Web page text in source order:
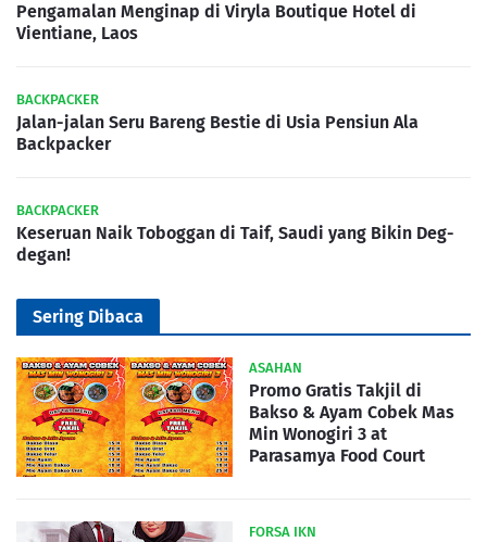
Pengamalan Menginap di Viryla Boutique Hotel di
Vientiane, Laos
BACKPACKER
Jalan-jalan Seru Bareng Bestie di Usia Pensiun Ala
Backpacker
BACKPACKER
Keseruan Naik Toboggan di Taif, Saudi yang Bikin Deg-
degan!
Sering Dibaca
ASAHAN
Promo Gratis Takjil di
Bakso & Ayam Cobek Mas
Min Wonogiri 3 at
Parasamya Food Court
FORSA IKN